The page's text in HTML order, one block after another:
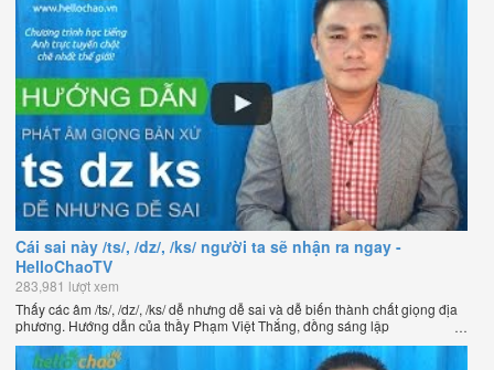
Cái sai này /ts/, /dz/, /ks/ người ta sẽ nhận ra ngay -
HelloChaoTV
283,981 lượt xem
Thấy các âm /ts/, /dz/, /ks/ dễ nhưng dễ sai và dễ biến thành chất giọng địa
phương. Hướng dẫn của thầy Phạm Việt Thắng, đồng sáng lập
HelloChao.vn - Chương trình dạy tiếng Anh trực tuyến chặt chẽ nhất thế
giới.